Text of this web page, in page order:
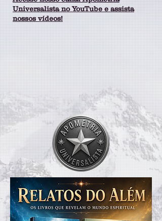
Universalista no YouTube e assista
nossos vídeos!